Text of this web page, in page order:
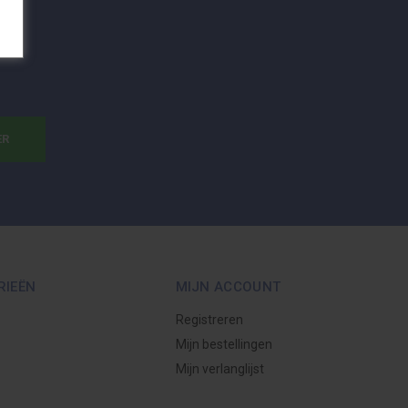
MIJN ACCOUNT
Registreren
Mijn bestellingen
Mijn verlanglijst